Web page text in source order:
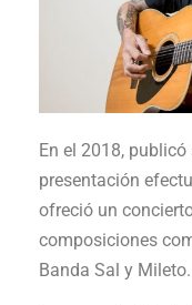
En el 2018, publicó
presentación
ofreció un
composiciones
Banda Sal y Mileto.